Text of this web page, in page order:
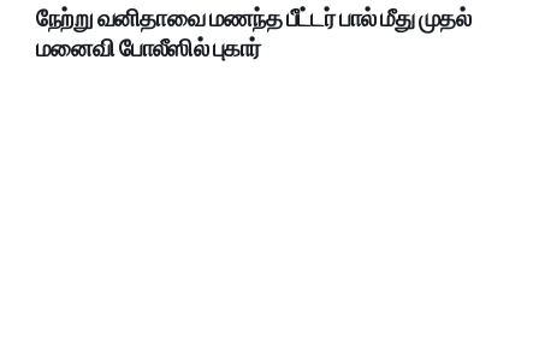
நேற்று வனிதாவை மணந்த பீட்டர் பால் மீது முதல்
மனைவி போலீஸில் புகார்